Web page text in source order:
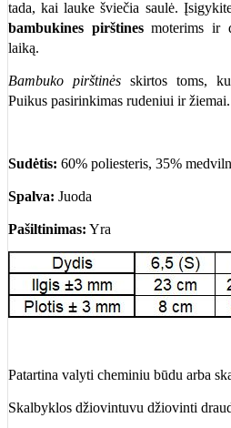
tada, kai lauke šviečia saulė.
bambukines pirštinesmoterims ir
laiką.
Bambuko pirštinės skirtos toms,
Puikus pasirinkimas rudeniui ir žiemai.
Sudėtis: 60% poliesteris, 35%
Spalva: Juoda
Pašiltinimas: Yra
Patartina valyti cheminiu būdu arba
Skalbyklos džiovintuvu džiovinti